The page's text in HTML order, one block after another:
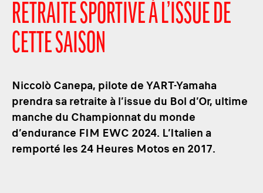
RETRAITE SPORTIVE À L’ISSUE DE
CETTE SAISON
Niccolò Canepa, pilote de YART-Yamaha
prendra sa retraite à l’issue du Bol d’Or, ultime
manche du Championnat du monde
d’endurance FIM EWC 2024. L’Italien a
remporté les 24 Heures Motos en 2017.